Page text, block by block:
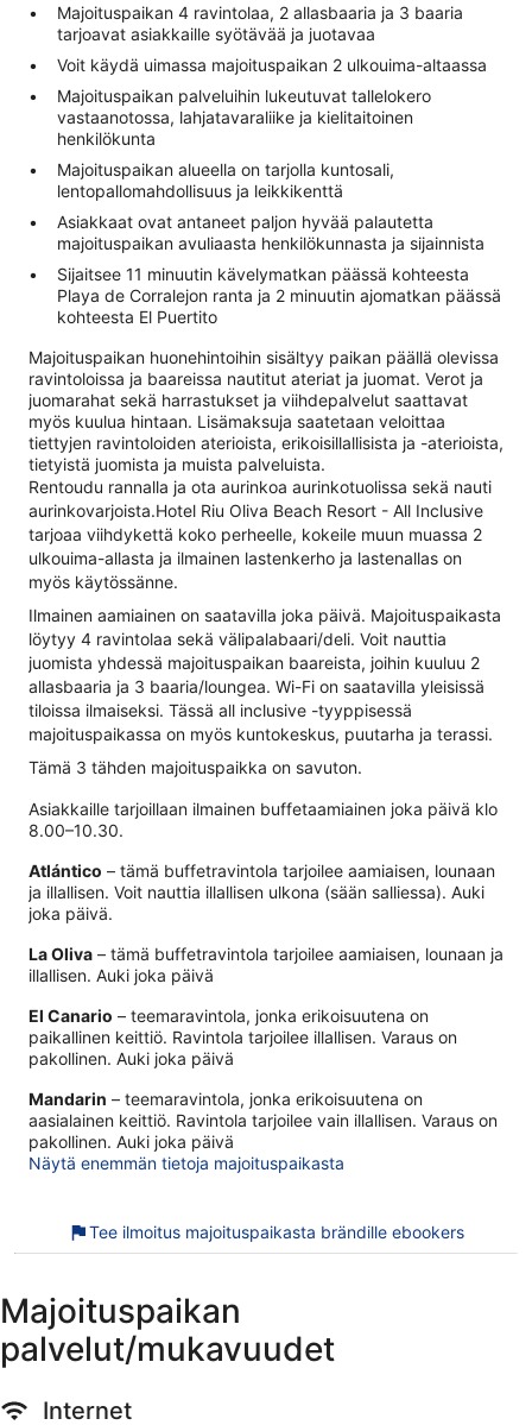
Majoituspaikan 4 ravintolaa, 2 allasbaaria ja 3 baaria
tarjoavat asiakkaille syötävää ja juotavaa
Voit käydä uimassa majoituspaikan 2 ulkouima-altaassa
Majoituspaikan palveluihin lukeutuvat tallelokero
vastaanotossa, lahjatavaraliike ja kielitaitoinen
henkilökunta
Majoituspaikan alueella on tarjolla kuntosali,
lentopallomahdollisuus ja leikkikenttä
Asiakkaat ovat antaneet paljon hyvää palautetta
majoituspaikan avuliaasta henkilökunnasta ja sijainnista
Sijaitsee 11 minuutin kävelymatkan päässä kohteesta
Playa de Corralejon ranta ja 2 minuutin ajomatkan päässä
kohteesta El Puertito
Majoituspaikan huonehintoihin sisältyy paikan päällä olevissa
ravintoloissa ja baareissa nautitut ateriat ja juomat. Verot ja
juomarahat sekä harrastukset ja viihdepalvelut saattavat
myös kuulua hintaan. Lisämaksuja saatetaan veloittaa
tiettyjen ravintoloiden aterioista, erikoisillallisista ja -aterioista,
tietyistä juomista ja muista palveluista.
Rentoudu rannalla ja ota aurinkoa aurinkotuolissa sekä nauti
aurinkovarjoista.Hotel Riu Oliva Beach Resort - All Inclusive
tarjoaa viihdykettä koko perheelle, kokeile muun muassa 2
ulkouima-allasta ja ilmainen lastenkerho ja lastenallas on
myös käytössänne.
Ilmainen aamiainen on saatavilla joka päivä. Majoituspaikasta
löytyy 4 ravintolaa sekä välipalabaari/deli. Voit nauttia
juomista yhdessä majoituspaikan baareista, joihin kuuluu 2
allasbaaria ja 3 baaria/loungea. Wi-Fi on saatavilla yleisissä
tiloissa ilmaiseksi. Tässä all inclusive -tyyppisessä
majoituspaikassa on myös kuntokeskus, puutarha ja terassi.
Tämä 3 tähden majoituspaikka on savuton.
Asiakkaille tarjoillaan ilmainen buffetaamiainen joka päivä klo
8.00–10.30.
Atlántico – tämä buffetravintola tarjoilee aamiaisen, lounaan
ja illallisen. Voit nauttia illallisen ulkona (sään salliessa). Auki
joka päivä.
La Oliva – tämä buffetravintola tarjoilee aamiaisen, lounaan ja
illallisen. Auki joka päivä
El Canario – teemaravintola, jonka erikoisuutena on
paikallinen keittiö. Ravintola tarjoilee illallisen. Varaus on
pakollinen. Auki joka päivä
Mandarin – teemaravintola, jonka erikoisuutena on
aasialainen keittiö. Ravintola tarjoilee vain illallisen. Varaus on
pakollinen. Auki joka päivä
Näytä enemmän tietoja majoituspaikasta
Tee ilmoitus majoituspaikasta brändille ebookers
Majoituspaikan
palvelut/mukavuudet
Internet